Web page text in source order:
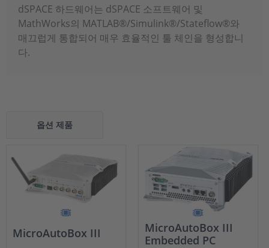
dSPACE 하드웨어는 dSPACE 소프트웨어 및
MathWorks의 MATLAB®/Simulink®/Stateflow®와
매끄럽게 통합되어 매우 효율적인 툴 체인을 형성합니
다.
옵션 제품
MicroAutoBox III
MicroAutoBox III
Embedded PC